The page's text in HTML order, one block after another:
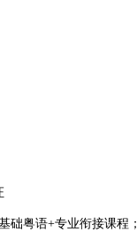
粤语+专业衔接课程；